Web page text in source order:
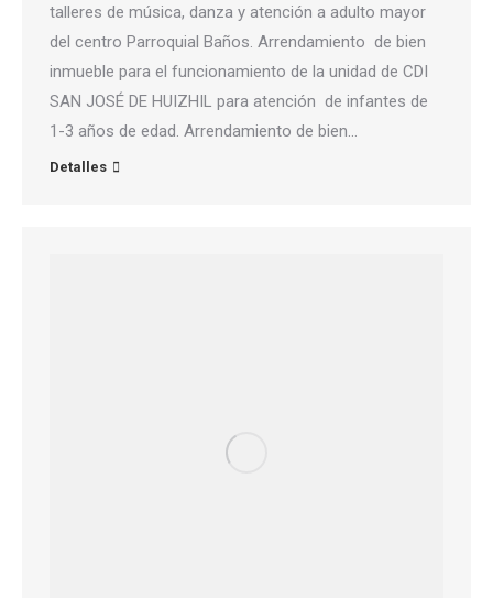
talleres de música, danza y atención a adulto mayor
del centro Parroquial Baños. Arrendamiento de bien
inmueble para el funcionamiento de la unidad de CDI
SAN JOSÉ DE HUIZHIL para atención de infantes de
1-3 años de edad. Arrendamiento de bien…
Detalles